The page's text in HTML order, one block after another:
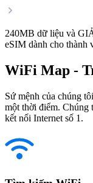
240MB dữ liệu và
eSIM dành cho thành
WiFi Map -
Sứ mệnh của chúng
một thời điểm. Chúng
kết nối Internet số 1.